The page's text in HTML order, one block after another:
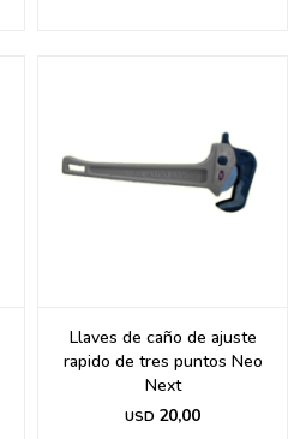
Llaves de caño de ajuste
rapido de tres puntos Neo
Next
USD 20,00